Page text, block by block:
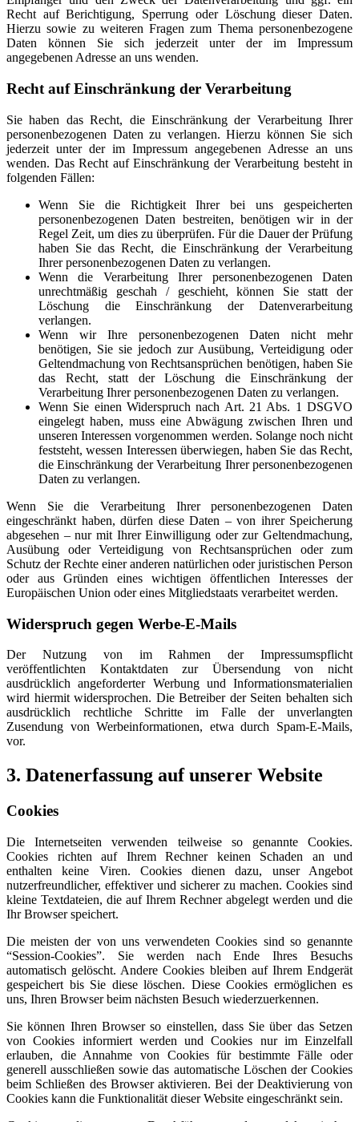
Recht auf Berichtigung, Sperrung oder Löschung dieser Daten.
Hierzu sowie zu weiteren Fragen zum Thema personenbezogene
Daten können Sie sich jederzeit unter der im Impressum
angegebenen Adresse an uns wenden.
Recht auf Einschränkung der Verarbeitung
Sie haben das Recht, die Einschränkung der Verarbeitung Ihrer
personenbezogenen Daten zu verlangen. Hierzu können Sie sich
jederzeit unter der im Impressum angegebenen Adresse an uns
wenden. Das Recht auf Einschränkung der Verarbeitung besteht in
folgenden Fällen:
Wenn Sie die Richtigkeit Ihrer bei uns gespeicherten
personenbezogenen Daten bestreiten, benötigen wir in der
Regel Zeit, um dies zu überprüfen. Für die Dauer der Prüfung
haben Sie das Recht, die Einschränkung der Verarbeitung
Ihrer personenbezogenen Daten zu verlangen.
Wenn die Verarbeitung Ihrer personenbezogenen Daten
unrechtmäßig geschah / geschieht, können Sie statt der
Löschung die Einschränkung der Datenverarbeitung
verlangen.
Wenn wir Ihre personenbezogenen Daten nicht mehr
benötigen, Sie sie jedoch zur Ausübung, Verteidigung oder
Geltendmachung von Rechtsansprüchen benötigen, haben Sie
das Recht, statt der Löschung die Einschränkung der
Verarbeitung Ihrer personenbezogenen Daten zu verlangen.
Wenn Sie einen Widerspruch nach Art. 21 Abs. 1 DSGVO
eingelegt haben, muss eine Abwägung zwischen Ihren und
unseren Interessen vorgenommen werden. Solange noch nicht
feststeht, wessen Interessen überwiegen, haben Sie das Recht,
die Einschränkung der Verarbeitung Ihrer personenbezogenen
Daten zu verlangen.
Wenn Sie die Verarbeitung Ihrer personenbezogenen Daten
eingeschränkt haben, dürfen diese Daten – von ihrer Speicherung
abgesehen – nur mit Ihrer Einwilligung oder zur Geltendmachung,
Ausübung oder Verteidigung von Rechtsansprüchen oder zum
Schutz der Rechte einer anderen natürlichen oder juristischen Person
oder aus Gründen eines wichtigen öffentlichen Interesses der
Europäischen Union oder eines Mitgliedstaats verarbeitet werden.
Widerspruch gegen Werbe-E-Mails
Der Nutzung von im Rahmen der Impressumspflicht
veröffentlichten Kontaktdaten zur Übersendung von nicht
ausdrücklich angeforderter Werbung und Informationsmaterialien
wird hiermit widersprochen. Die Betreiber der Seiten behalten sich
ausdrücklich rechtliche Schritte im Falle der unverlangten
Zusendung von Werbeinformationen, etwa durch Spam-E-Mails,
vor.
3. Datenerfassung auf unserer Website
Cookies
Die Internetseiten verwenden teilweise so genannte Cookies.
Cookies richten auf Ihrem Rechner keinen Schaden an und
enthalten keine Viren. Cookies dienen dazu, unser Angebot
nutzerfreundlicher, effektiver und sicherer zu machen. Cookies sind
kleine Textdateien, die auf Ihrem Rechner abgelegt werden und die
Ihr Browser speichert.
Die meisten der von uns verwendeten Cookies sind so genannte
“Session-Cookies”. Sie werden nach Ende Ihres Besuchs
automatisch gelöscht. Andere Cookies bleiben auf Ihrem Endgerät
gespeichert bis Sie diese löschen. Diese Cookies ermöglichen es
uns, Ihren Browser beim nächsten Besuch wiederzuerkennen.
Sie können Ihren Browser so einstellen, dass Sie über das Setzen
von Cookies informiert werden und Cookies nur im Einzelfall
erlauben, die Annahme von Cookies für bestimmte Fälle oder
generell ausschließen sowie das automatische Löschen der Cookies
beim Schließen des Browser aktivieren. Bei der Deaktivierung von
Cookies kann die Funktionalität dieser Website eingeschränkt sein.